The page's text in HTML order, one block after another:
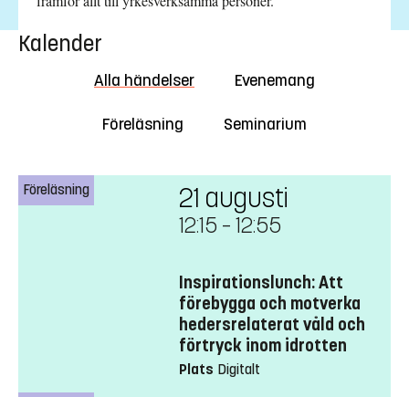
Kalender
Alla händelser Evenemang
Föreläsning Seminarium
Föreläsning 21 augusti
12:15 – 12:55
Inspirationslunch: Att
förebygga och motverka
hedersrelaterat våld och
förtryck inom idrotten
Plats Digitalt